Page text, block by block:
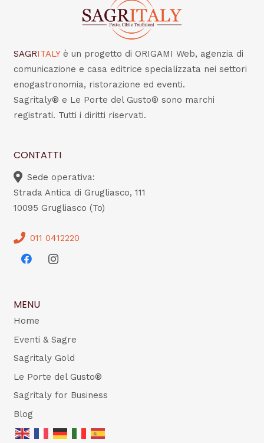
SAGRITALY è un progetto di ORIGAMI Web, agenzia di
comunicazione e casa editrice specializzata nei settori
enogastronomia, ristorazione ed eventi.
Sagritaly® e Le Porte del Gusto® sono marchi
registrati. Tutti i diritti riservati.
CONTATTI
Sede operativa:
Strada Antica di Grugliasco, 111
10095 Grugliasco (To)
011 0412220
MENU
Home
Eventi & Sagre
Sagritaly Gold
Le Porte del Gusto®
Sagritaly for Business
Blog